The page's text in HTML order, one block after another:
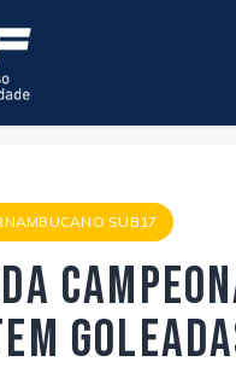
SUB17